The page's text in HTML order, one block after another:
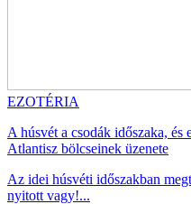
EZOTÉRIA
A húsvét a csodák időszaka, és
Atlantisz bölcseinek üzenete
Az idei húsvéti időszakban
nyitott vagy!...